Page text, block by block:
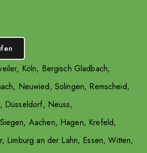
, Köln, Bergisch Gladbach,
, Neuwied, Solingen, Remscheid,
, Düsseldorf, Neuss,
Siegen, Aachen, Hagen, Krefeld,
, Limburg an der Lahn, Essen,Witten,